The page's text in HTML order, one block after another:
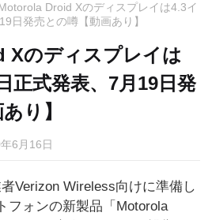
Droid Xのディスプレイは4.3イ
日発売との噂【動画あり】
Xのディスプレイは
正式発表、7月19日発
り】
6月16日
Verizon Wireless向けに準備し
フォンの新製品「Motorola